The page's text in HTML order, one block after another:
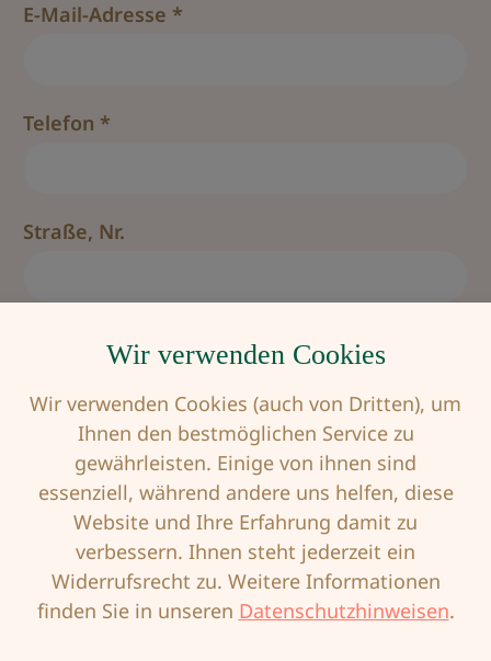
E-Mail-Adresse *
Telefon *
Straße, Nr.
PLZ / Ort
Nachricht
Wir verwenden Cookies
Wir verwenden Cookies (auch von Dritten), um
Ihnen den bestmöglichen Service zu
gewährleisten. Einige von ihnen sind
essenziell, während andere uns helfen, diese
Website und Ihre Erfahrung damit zu
verbessern. Ihnen steht jederzeit ein
Widerrufsrecht zu. Weitere Informationen
finden Sie in unseren Datenschutzhinweisen.